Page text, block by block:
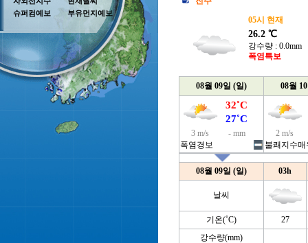
슈퍼컴예보
부유먼지예보
05시 현재
26.2 ℃
강수량 : 0.0mm
폭염특보
08월 09일 (일) 08월
32˚C
27˚C
3 m/s
- mm
폭염경보
2 m/s
불쾌지수
08월 09일 (일) 03h
날씨
기온(˚C)
27
강수량(mm)